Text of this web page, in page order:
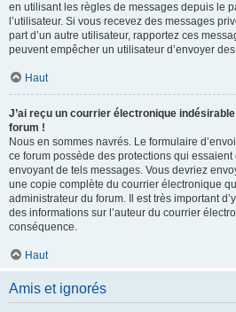
en utilisant les règles de messages depuis le
l’utilisateur. Si vous recevez des messages
part d’un autre utilisateur, rapportez ces
peuvent empêcher un utilisateur d’envoyer
Haut
J’ai reçu un courrier électronique
forum !
Nous en sommes navrés. Le formulaire
ce forum possède des protections qui
envoyant de tels messages. Vous devriez
une copie complète du courrier électronique
administrateur du forum. Il est très important
des informations sur l’auteur du courrier
conséquence.
Haut
Amis et ignorés